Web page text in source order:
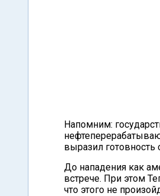
Напомним:
выразил
До нападения как
встрече. При этом
что этого не